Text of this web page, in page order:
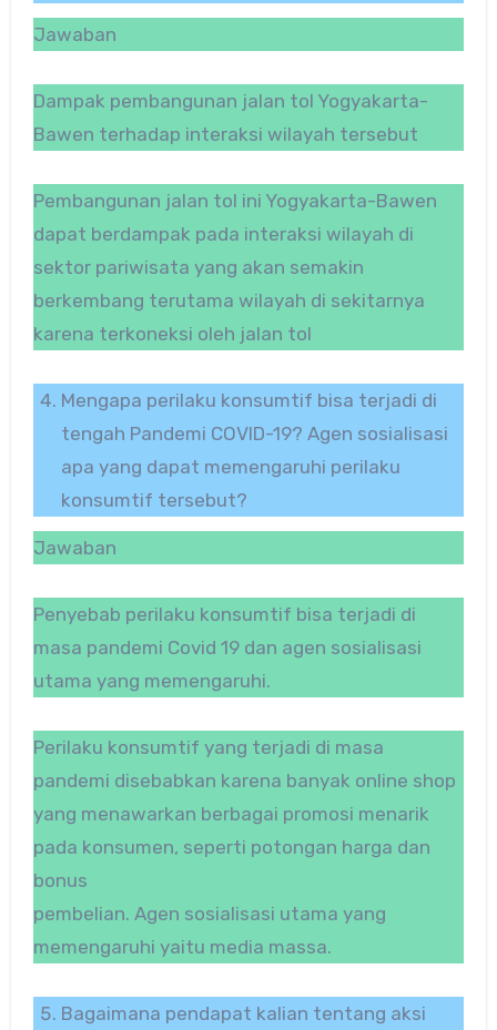
Jawaban
Dampak pembangunan jalan tol Yogyakarta-
Bawen terhadap interaksi wilayah tersebut
Pembangunan jalan tol ini Yogyakarta-Bawen
dapat berdampak pada interaksi wilayah di
sektor pariwisata yang akan semakin
berkembang terutama wilayah di sekitarnya
karena terkoneksi oleh jalan tol
Mengapa perilaku konsumtif bisa terjadi di
tengah Pandemi COVID-19? Agen sosialisasi
apa yang dapat memengaruhi perilaku
konsumtif tersebut?
Jawaban
Penyebab perilaku konsumtif bisa terjadi di
masa pandemi Covid 19 dan agen sosialisasi
utama yang memengaruhi.
Perilaku konsumtif yang terjadi di masa
pandemi disebabkan karena banyak online shop
yang menawarkan berbagai promosi menarik
pada konsumen, seperti potongan harga dan
bonus
pembelian. Agen sosialisasi utama yang
memengaruhi yaitu media massa.
Bagaimana pendapat kalian tentang aksi